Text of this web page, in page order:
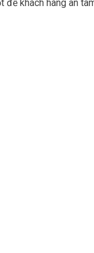
khách hàng an